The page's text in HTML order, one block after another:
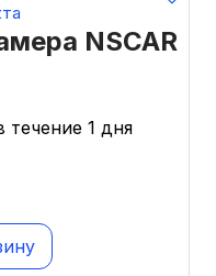
NSCAR
течение 1 дня